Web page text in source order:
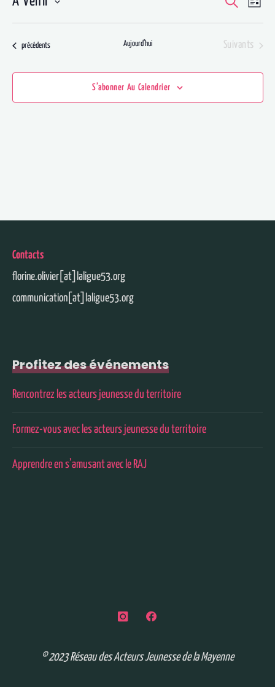
et
de
Liste
Sélectionnez
uneÉvènements
précédents Aujourd’hui Évènements
Suivants
S’abonner Au Calendrier
Contacts
florine.olivier[at]laligue53.org
communication[at]laligue53.org
Profitez des événements
Rencontrez les acteurs jeunesse du territoire
Formez-vous avec les acteurs jeunesse du territoire
Apprendre en s’amusant avec le RAJ
© 2023 Réseau des Acteurs Jeunesse de la Mayenne